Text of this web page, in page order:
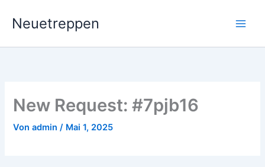
InhaltNeuetreppen
New Request: #7pjb16
Vonadmin/ Mai 1, 2025